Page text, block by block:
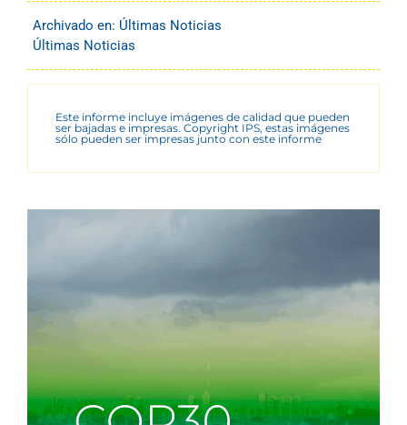
Archivado en: Últimas Noticias
Últimas Noticias
Este informe incluye imágenes de calidad que pueden
ser bajadas e impresas. Copyright IPS, estas imágenes
sólo pueden ser impresas junto con este informe